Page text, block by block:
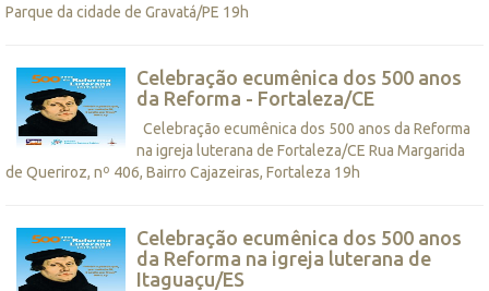
Parque da cidade de Gravatá/PE 19h
Celebração ecumênica dos 500 anos
da Reforma - Fortaleza/CE
Celebração ecumênica dos 500 anos da Reforma
na igreja luterana de Fortaleza/CE Rua Margarida
de Queriroz, nº 406, Bairro Cajazeiras, Fortaleza 19h
Celebração ecumênica dos 500 anos
da Reforma na igreja luterana de
Itaguaçu/ES